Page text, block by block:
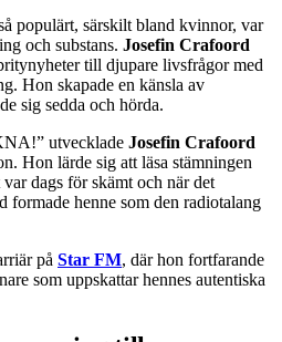
populärt, särskilt bland kvinnor, var
och substans. Josefin Crafoord
till djupare livsfrågor med
Hon skapade en känsla av
sig sedda och hörda.
utvecklade Josefin Crafoord
Hon lärde sig att läsa stämningen
dags för skämt och när det
formade henne som den radiotalang
på Star FM, där hon fortfarande
som uppskattar hennes autentiska